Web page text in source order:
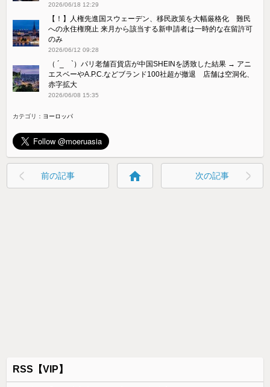
2026/06/18 12:29
【！】人権先進国スウェーデン、移民政策を大幅厳格化 難民
への永住権廃止 来月から該当する新申請者は一時的な在留許可
のみ
2026/06/12 09:28
（ ´_ゝ`）パリ老舗百貨店が中国SHEINを誘致した結果 → アニ
エスベーやA.P.C.などブランド100社超が撤退 店舗は空洞化、
赤字拡大
2026/06/08 15:35
カテゴリ： ヨーロッパ
前の記事 home 次の記事
RSS【VIP】